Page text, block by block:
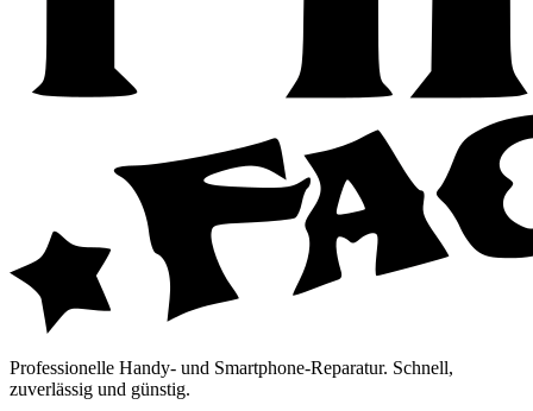
Professionelle Handy- und Smartphone-Reparatur. Schnell,
zuverlässig und günstig.